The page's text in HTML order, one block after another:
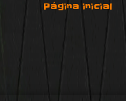
Página inicial